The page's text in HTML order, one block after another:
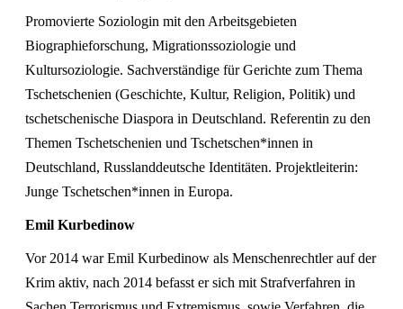
Promovierte Soziologin mit den Arbeitsgebieten
Biographieforschung, Migrationssoziologie und
Kultursoziologie. Sachverständige für Gerichte zum Thema
Tschetschenien (Geschichte, Kultur, Religion, Politik) und
tschetschenische Diaspora in Deutschland. Referentin zu den
Themen Tschetschenien und Tschetschen*innen in
Deutschland, Russlanddeutsche Identitäten. Projektleiterin:
Junge Tschetschen*innen in Europa.
Emil Kurbedinow
Vor 2014 war Emil Kurbedinow als Menschenrechtler auf der
Krim aktiv, nach 2014 befasst er sich mit Strafverfahren in